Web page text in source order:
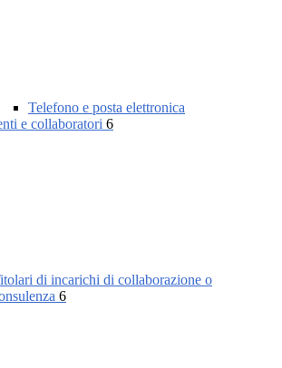
Telefono e posta elettronica
e collaboratori 6
di incarichi di collaborazione o
6